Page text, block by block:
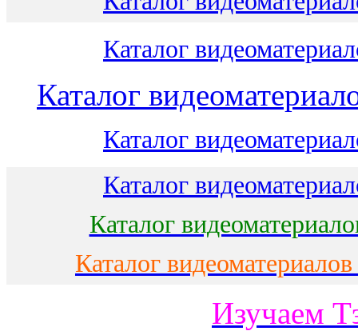
Каталог
Каталог
Каталог
Каталог
Каталог
Каталог
Изучаем